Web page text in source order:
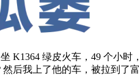
K1364 绿皮火车，49 个小
后我上了他的车，被拉到了